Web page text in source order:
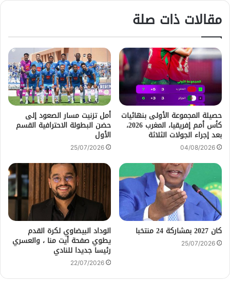
مقالات ذات صلة
حصيلة المجموعة الأولى بنهائيات
كأس أمم إفريقيا، المغرب 2026،
بعد إجراء الجولات الثلاثة
04/08/2026
أمل تزنيت مسار الصعود إلى
حضن البطولة الاحترافية القسم
الأول
25/07/2026
كان 2027 بمشاركة 24 منتخبا
25/07/2026
الوداد البيضاوي لكرة القدم
يطوي صفحة أيت منا ، والعسري
رئيسا جديدا للنادي
22/07/2026